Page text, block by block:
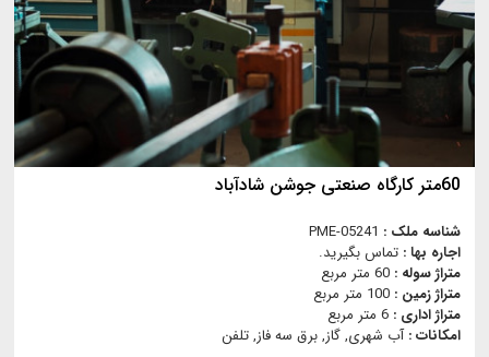
60متر کارگاه صنعتی جوشن شادآباد
شناسه ملک : PME-05241
اجاره بها : تماس بگیرید.
متراژ سوله : 60 متر مربع
متراژ زمین : 100 متر مربع
متراژ اداری : 6 متر مربع
امکانات :آب شهری, گاز, برق سه فاز, تلفن